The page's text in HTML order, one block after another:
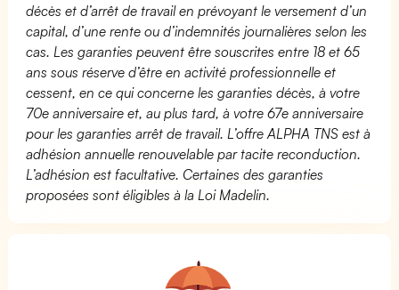
décès et d’arrêt de travail en prévoyant le versement d’un
capital, d’une rente ou d’indemnités journalières selon les
cas. Les garanties peuvent être souscrites entre 18 et 65
ans sous réserve d’être en activité professionnelle et
cessent, en ce qui concerne les garanties décès, à votre
70e anniversaire et, au plus tard, à votre 67e anniversaire
pour les garanties arrêt de travail. L’offre ALPHA TNS est à
adhésion annuelle renouvelable par tacite reconduction.
L’adhésion est facultative. Certaines des garanties
proposées sont éligibles à la Loi Madelin.